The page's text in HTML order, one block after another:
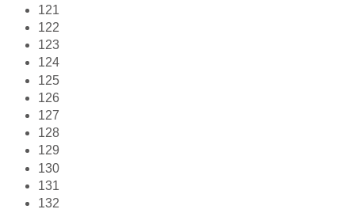
121
122
123
124
125
126
127
128
129
130
131
132